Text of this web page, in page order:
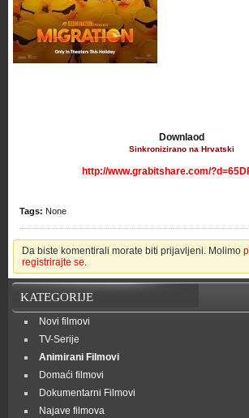
Downlaod
Sinkronizirano na Hrvatski
http://www.grabitshare.com/
Tags: None
Da biste komentirali morate biti prijavljeni. Molimo
registrirajte se.
KATEGORIJE
Novi filmovi
TV-Serije
Animirani Filmovi
Domaći filmovi
Dokumentarni Filmovi
Najave filmova